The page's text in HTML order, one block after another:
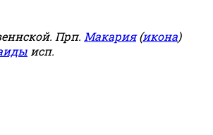
Прп. Макария(икона)
исп.